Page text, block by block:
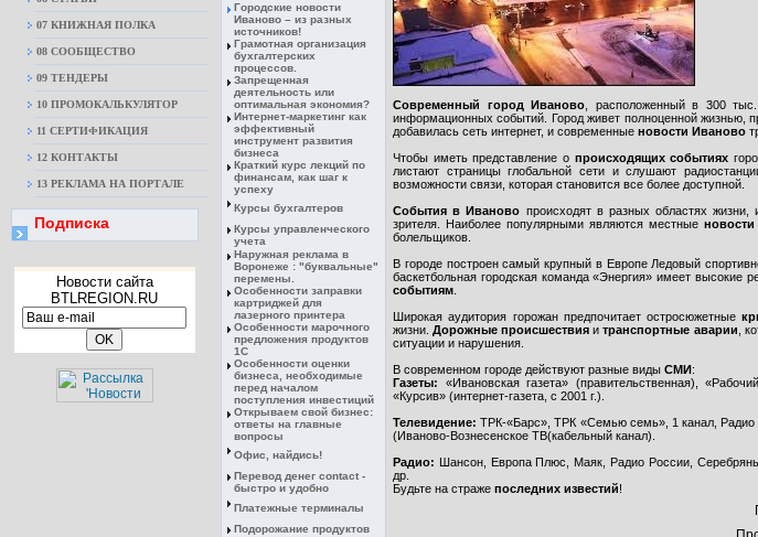
07 КНИЖНАЯ ПОЛКА
08 CООБЩЕСТВО
09 ТЕНДЕРЫ
10 ПРОМОКАЛЬКУЛЯТОР
11 СЕРТИФИКАЦИЯ
12 КОНТАКТЫ
13 РЕКЛАМА НА ПОРТАЛЕ
Подписка
Новости сайта
BTLREGION.RU
Городские новости
Иваново – из разных
источников!
Грамотная организация
бухгалтерских
процессов.
Запрещенная
деятельность или
оптимальная экономия?
Интернет-маркетинг как
эффективный
инструмент развития
бизнеса
Краткий курс лекций по
финансам, как шаг к
успеху
Курсы бухгалтеров
Курсы управленческого
учета
Наружная реклама в
Воронеже : "буквальные"
перемены.
Особенности заправки
картриджей для
лазерного принтера
Особенности марочного
предложения продуктов
1С
Особенности оценки
бизнеса, необходимые
перед началом
поступления инвестиций
Открываем свой бизнес:
ответы на главные
вопросы
Офис, найдись!
Перевод денег contact -
быстро и удобно
Платежные терминалы
Подорожание продуктов
Современный город Иваново , расположенный в 300
информационных событий. Город живет полноценной жизнью,
добавилась сеть интернет, и современные новости Иваново
Чтобы иметь представление о происходящих событиях
листают страницы глобальной сети и слушают
возможности связи, которая становится все более доступной.
События в Иваново происходят в разных областях
зрителя. Наиболее популярными являются местные новости
болельщиков.
В городе построен самый крупный в Европе Ледовый
баскетбольная городская команда «Энергия» имеет высокие
событиям
Широкая аудитория горожан предпочитает остросюжетные
жизни.Дорожные происшествия итранспортные аварии ,
ситуации и нарушения.
В современном городе действуют разные виды СМИ:
Газеты: «Ивановская газета» (правительственная),
«Курсив» (интернет-газета, с 2001 г.).
Телевидение: ТРК-«Барс», ТРК «Семью семь», 1 канал,
(Иваново-Вознесенское ТВ(кабельный канал).
Радио: Шансон, Европа Плюс, Маяк, Радио России,
др.
Будьте на страже последних известий!